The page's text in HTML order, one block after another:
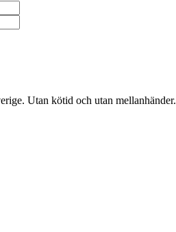
Utan kötid och utan mellanhänder.